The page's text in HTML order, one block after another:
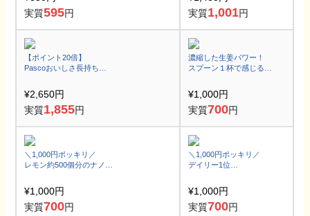
実質595円
実質1,001円
【ポイント20倍】
Pascoおいしさ長持ち
ロカボスティックパンお
試しセット
¥2,650円
実質1,855円
濃縮した生姜パワー！
スプーン１杯で感じるポ
¥1,000円
実質700円
＼1,000円ポッキリ／
レモン約500個分のナノリ
00mgを1袋に凝縮
¥1,000円
実質700円
＼1,000円ポッキリ／
デイリー1位
チャ旨クッキーで置き換
えDIET
¥1,000円
実質700円